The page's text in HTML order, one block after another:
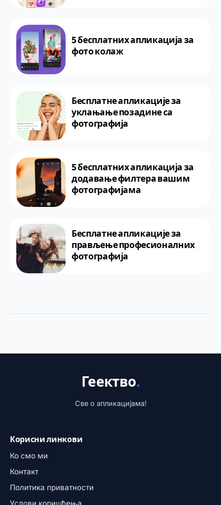
5 бесплатних апликација за
фото колаж
Бесплатне апликације за
уклањање позадине са
фотографија
5 бесплатних апликација за
додавање филтера вашим
фотографијама
Бесплатне апликације за
прављење професионалних
фотографија
Геектво.
Све о апликацијама!
Корисни линкови
Ко смо ми
Контакт
Политика приватности